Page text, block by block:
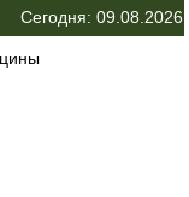
Сегодня: 09.08.2026